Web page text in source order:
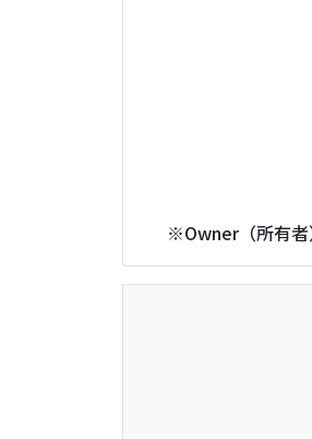
※Owner（所有者